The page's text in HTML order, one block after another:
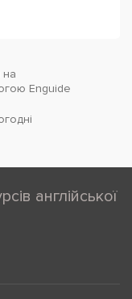
на
Enguide
англійської